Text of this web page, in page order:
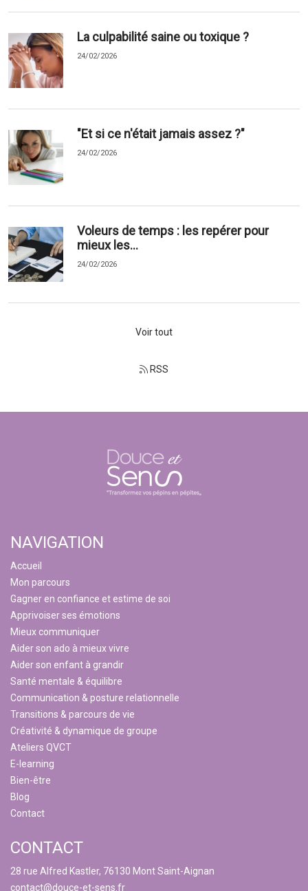
La culpabilité saine ou toxique ?
24/02/2026
"Et si ce n'était jamais assez ?"
24/02/2026
Voleurs de temps : les repérer pour
mieux les...
24/02/2026
Voir tout
RSS
NAVIGATION
Accueil
Mon parcours
Gagner en confiance et estime de soi
Apprivoiser ses émotions
Mieux communiquer
Aider son ado à mieux vivre
Aider son enfant à grandir
Santé mentale & équilibre
Communication & posture relationnelle
Transitions & parcours de vie
Créativité & dynamique de groupe
Ateliers QVCT
E-learning
Bien-être
Blog
Contact
CONTACT
28 rue Alfred Kastler, 76130 Mont Saint-Aignan
contact@douce-et-sens.fr